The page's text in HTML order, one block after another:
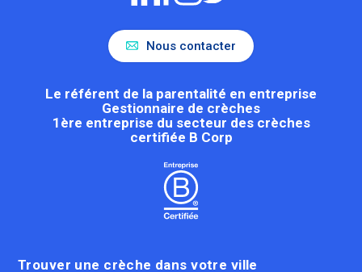
Nous contacter
Le référent de la parentalité en entreprise
Gestionnaire de crèches
1ère entreprise du secteur des crèches
certifiée B Corp
Trouver une crèche dans votre ville